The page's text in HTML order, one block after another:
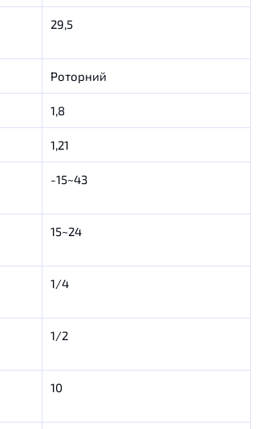
29,5
Роторний
1,8
1,21
-15~43
15~24
1/4
1/2
10